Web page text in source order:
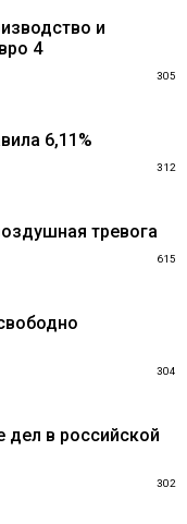
и
4
305
6,11%
312
тревога
615
304
в российской
302